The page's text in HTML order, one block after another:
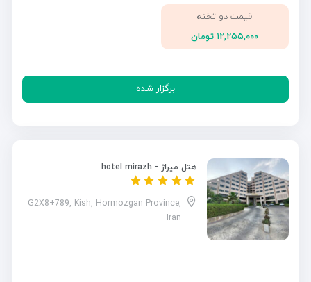
قیمت دو تخته
۱۲,۲۵۵,۰۰۰ تومان
برگزار شده
هتل میراژ - hotel mirazh
G2X8+789, Kish, Hormozgan Province,
Iran